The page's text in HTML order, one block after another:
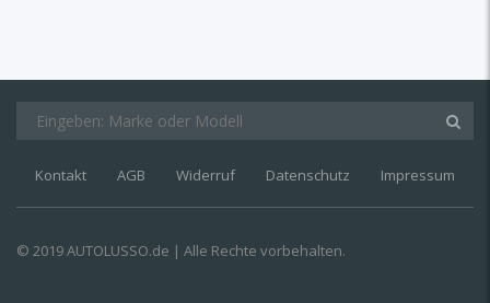
Kontakt AGB Widerruf Datenschutz Impressum
© 2019 AUTOLUSSO.de | Alle Rechte vorbehalten.